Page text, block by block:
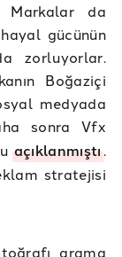
da
gücünün
zorluyorlar.
Boğaziçi
medyada
sonra Vfx
açıklanmıştı.
stratejisi
arama